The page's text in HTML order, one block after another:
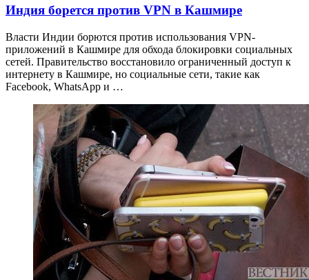
Индия борется против VPN в Кашмире
Власти Индии борются против использования VPN-
приложений в Кашмире для обхода блокировки социальных
сетей. Правительство восстановило ограниченный доступ к
интернету в Кашмире, но социальные сети, такие как
Facebook, WhatsApp и …